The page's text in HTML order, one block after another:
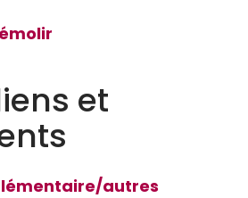
et
autres